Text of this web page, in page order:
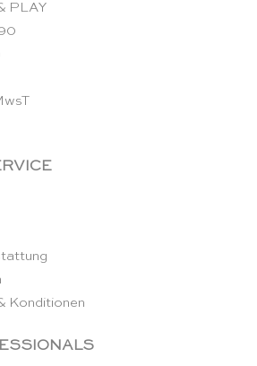
PLAY
Konditionen